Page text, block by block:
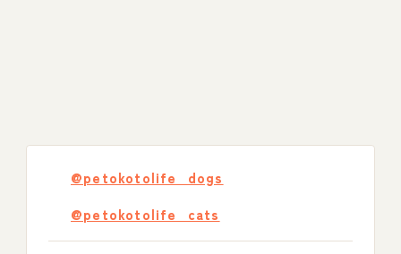
@petokotolife_dogs
@petokotolife_cats